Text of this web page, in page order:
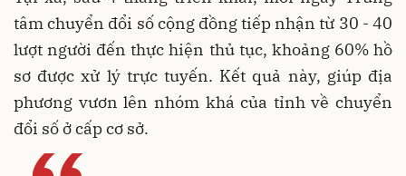
tâm chuyển đổi số cộng đồng tiếp nhận từ 30 - 40
lượt người đến thực hiện thủ tục, khoảng 60% hồ
sơ được xử lý trực tuyến. Kết quả này, giúp địa
phương vươn lên nhóm khá của tỉnh về chuyển
đổi số ở cấp cơ sở.